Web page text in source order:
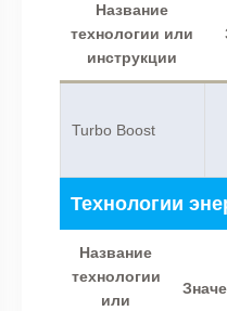
Название
технологии или
инструкции
Turbo Boost
Технологии
Название
технологии
или